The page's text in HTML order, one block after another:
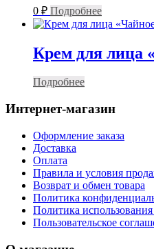
0 ₽ Подробнее
Крем для лица
Подробнее
Интернет-магазин
Оформление заказа
Доставка
Оплата
Правила и условия
Возврат и обмен товара
Политика
Политика
Пользовательское